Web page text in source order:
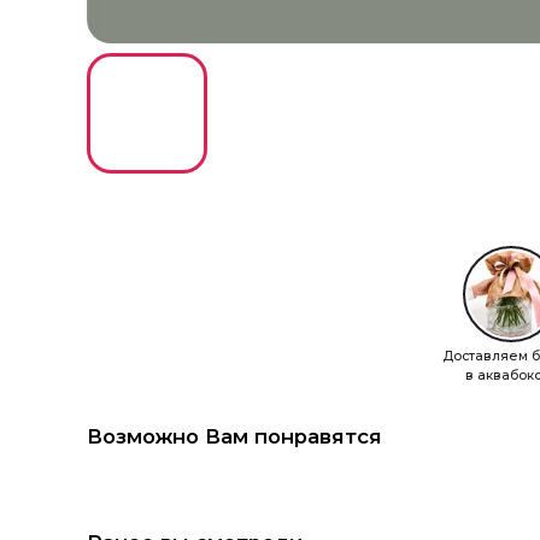
Доставляем
в
Возможно Вам понравятся